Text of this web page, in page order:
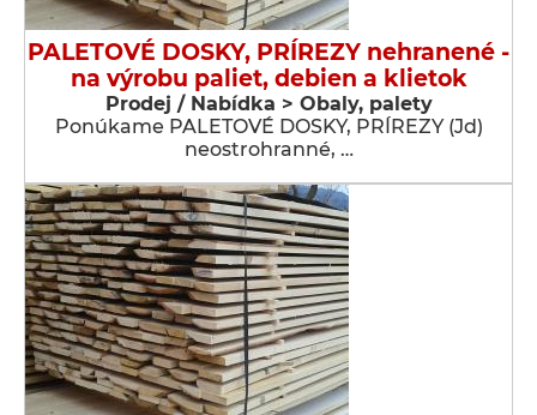
PALETOVÉ DOSKY, PRÍREZY nehranené -
na výrobu paliet, debien a klietok
Prodej / Nabídka > Obaly, palety
Ponúkame PALETOVÉ DOSKY, PRÍREZY (Jd)
neostrohranné, …